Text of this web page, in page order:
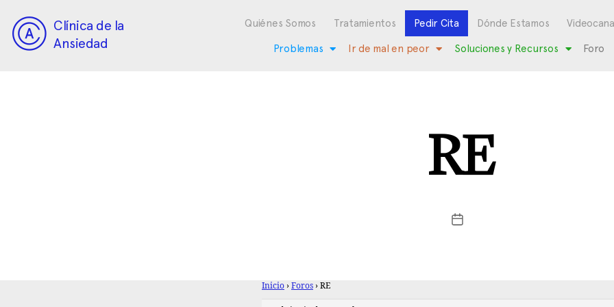
Clínica de la
Ansiedad
Quiénes Somos Tratamientos Pedir Cita Dónde Estamos
Problemas Ir de mal en peor Soluciones y Recursos Foro
RE
Inicio › Foros › RE